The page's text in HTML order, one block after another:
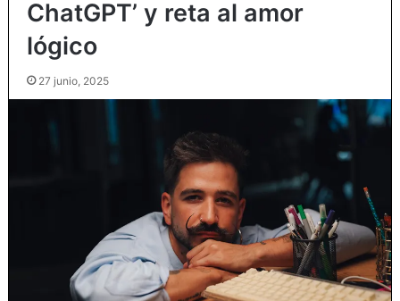
ChatGPT’ y reta al amor
lógico
27 junio, 2025